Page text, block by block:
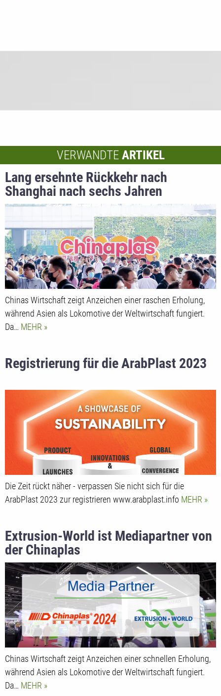
VERWANDTE ARTIKEL
Lang ersehnte Rückkehr nach
Shanghai nach sechs Jahren
Steigende Erwartungen der Industrie
an die CHINAPLAS 2024
Chinas Wirtschaft zeigt Anzeichen einer raschen Erholung,
während Asien als Lokomotive der Weltwirtschaft fungiert.
Da… MEHR
Registrierung für die ArabPlast 2023
Die Zeit rückt näher - verpassen Sie nicht sich für die
ArabPlast 2023 zur registrieren www.arabplast.info MEHR
Extrusion-World ist Mediapartner von
der Chinaplas
Chinas Wirtschaft zeigt Anzeichen einer schnellen Erholung,
während Asien als Lokomotive der Weltwirtschaft fungiert.
Da… MEHR